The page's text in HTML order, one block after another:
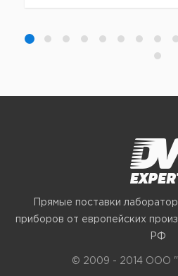
Прямые поставки
приборов от европейских
РФ
© 2009 - 2014 ООО